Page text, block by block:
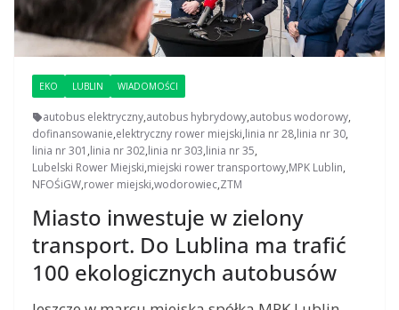
EKO LUBLIN WIADOMOŚCI
autobus elektryczny,autobus hybrydowy,autobus wodorowy,
dofinansowanie,elektryczny rower miejski,linia nr 28,linia nr 30,
linia nr 301 ,linia nr 302,linia nr 303,linia nr 35,
Lubelski Rower Miejski,miejski rower transportowy,MPK Lublin,
NFOŚiGW,rower miejski,wodorowiec,ZTM
Miasto inwestuje w zielony
transport. Do Lublina ma trafić
100 ekologicznych autobusów